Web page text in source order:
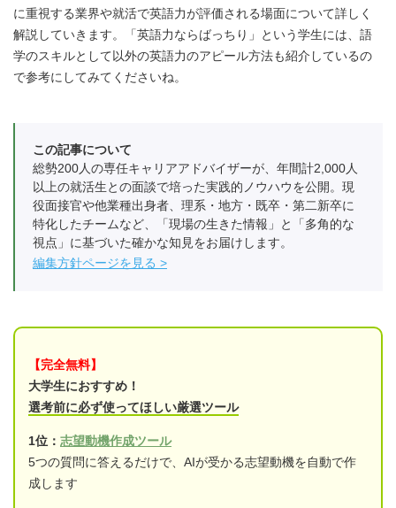
に重視する業界や就活で英語力が評価される場面について詳しく
解説していきます。「英語力ならばっちり」という学生には、語
学のスキルとして以外の英語力のアピール方法も紹介しているの
で参考にしてみてくださいね。
この記事について
総勢200人の専任キャリアアドバイザーが、年間計2,000人
以上の就活生との面談で培った実践的ノウハウを公開。現
役面接官や他業種出身者、理系・地方・既卒・第二新卒に
特化したチームなど、「現場の生きた情報」と「多角的な
視点」に基づいた確かな知見をお届けします。
編集方針ページを見る
【完全無料】
大学生におすすめ！
選考前に必ず使ってほしい厳選ツール
1位： 志望動機作成ツール
5つの質問に答えるだけで、AIが受かる志望動機を自動で作
成します